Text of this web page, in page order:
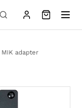
MIK adapter